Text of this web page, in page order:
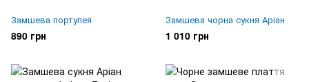
Замшева портупея
890 грн
Замшева чорна сукня Аріан
1 010 грн